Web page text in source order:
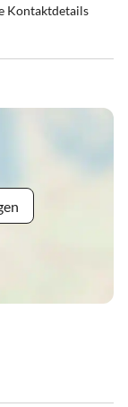
Kontaktdetails